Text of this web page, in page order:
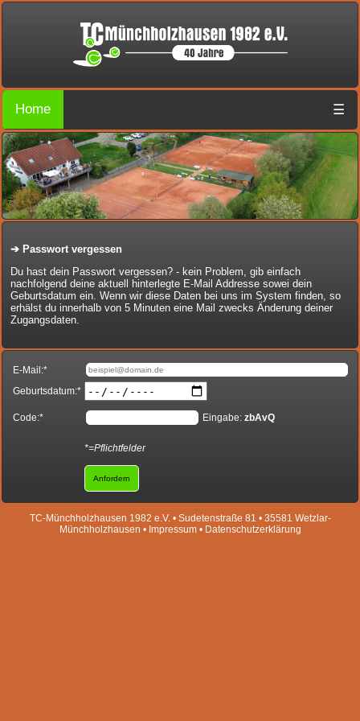
Home ☰
➔ Passwort vergessen
Du hast dein Passwort vergessen? - kein Problem, gib einfach
nachfolgend deine aktuell hinterlegte E-Mail Addresse sowei dein
Geburtsdatum ein. Wenn wir diese Daten bei uns im System finden, so
erhälst du innerhalb von 5 Minuten eine Mail zwecks Änderung deiner
Zugangsdaten.
E-Mail:*
Geburtsdatum:*
Code:* Eingabe: zbAvQ
*=Pflichtfelder
TC-Münchholzhausen 1982 e.V. • Sudetenstraße 81 • 35581 Wetzlar-
Münchholzhausen • Impressum• Datenschutzerklärung